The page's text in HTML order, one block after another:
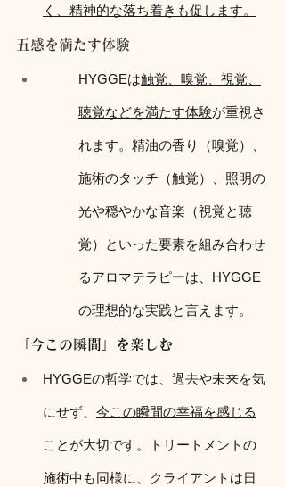
く、精神的な落ち着きも促します。
五感を満たす体験
HYGGEは触覚、嗅覚、視覚、
聴覚などを満たす体験が重視さ
れます。精油の香り（嗅覚）、
施術のタッチ（触覚）、照明の
光や穏やかな音楽（視覚と聴
覚）といった要素を組み合わせ
るアロマテラピーは、HYGGE
の理想的な実践と言えます。
「今この瞬間」を楽しむ
HYGGEの哲学では、過去や未来を気
にせず、 今この瞬間の幸福を感じる
ことが大切です。トリートメントの
施術中も同様に、クライアントは日